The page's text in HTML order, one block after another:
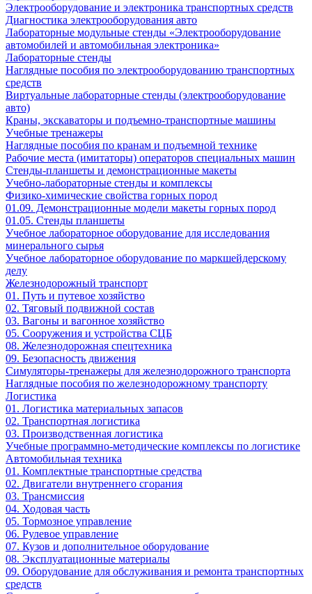
Электрооборудование и электроника транспортных средств
Диагностика электрооборудования авто
Лабораторные модульные стенды «Электрооборудование
автомобилей и автомобильная электроника»
Лабораторные стенды
Наглядные пособия по электрооборудованию транспортных
средств
Виртуальные лабораторные стенды (электрооборудование
авто)
Краны, экскаваторы и подъемно-транспортные машины
Учебные тренажеры
Наглядные пособия по кранам и подъемной технике
Рабочие места (имитаторы) операторов специальных машин
Стенды-планшеты и демонстрационные макеты
Учебно-лабораторные стенды и комплексы
Физико-химические свойства горных пород
01.09. Демонстрационные модели макеты горных пород
01.05. Стенды планшеты
Учебное лабораторное оборудование для исследования
минерального сырья
Учебное лабораторное оборудование по маркшейдерскому
делу
Железнодорожный транспорт
01. Путь и путевое хозяйство
02. Тяговый подвижной состав
03. Вагоны и вагонное хозяйство
05. Сооружения и устройства СЦБ
08. Железнодорожная спецтехника
09. Безопасность движения
Симуляторы-тренажеры для железнодорожного транспорта
Наглядные пособия по железнодорожному транспорту
Логистика
01. Логистика материальных запасов
02. Транспортная логистика
03. Производственная логистика
Учебные программно-методические комплексы по логистике
Автомобильная техника
01. Комплектные транспортные средства
02. Двигатели внутреннего сгорания
03. Трансмиссия
04. Ходовая часть
05. Тормозное управление
06. Рулевое управление
07. Кузов и дополнительное оборудование
08. Эксплуатационные материалы
09. Оборудование для обслуживания и ремонта транспортных
средств